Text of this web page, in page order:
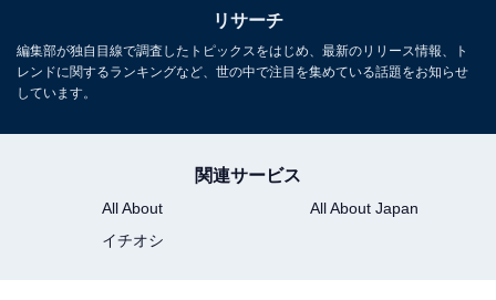
リサーチ
編集部が独自目線で調査したトピックスをはじめ、最新のリリース情報、ト
レンドに関するランキングなど、世の中で注目を集めている話題をお知らせ
しています。
関連サービス
All About
All About Japan
イチオシ